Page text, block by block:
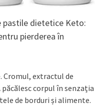
pastile dietetice Keto:
pierderea în
Cromul, extractul de
corpul în senzația
de borduri și alimente.